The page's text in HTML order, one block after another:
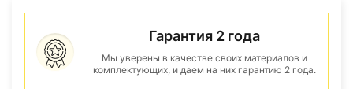
Гарантия 2 года
Мы уверены в качестве своих материалов и
комплектующих, и даем на них гарантию 2 года.